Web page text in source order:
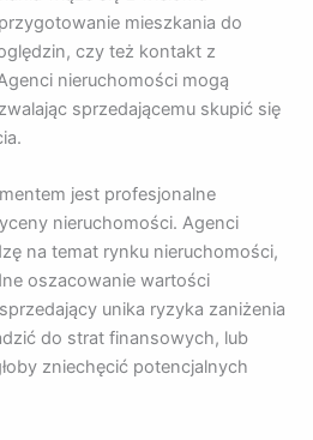
mieszkania do
czy też kontakt z
nieruchomości mogą
sprzedającemu skupić się
jest profesjonalne
nieruchomości. Agenci
na temat rynku nieruchomości,
oszacowanie wartości
unika ryzyka zaniżenia
do strat finansowych, lub
zniechęcić potencjalnych